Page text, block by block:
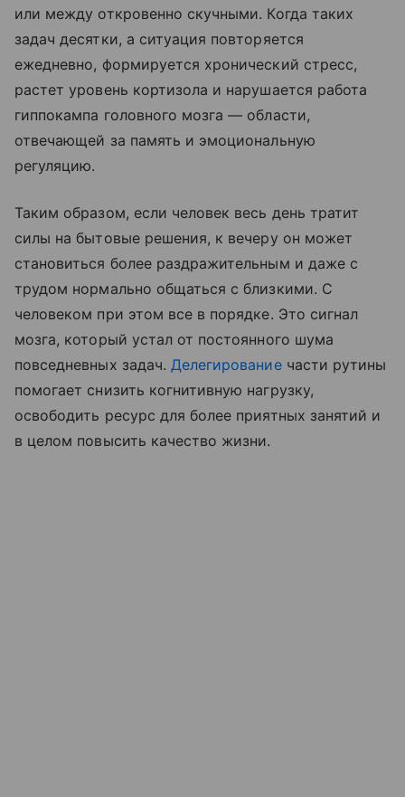
или между откровенно скучными. Когда таких
задач десятки, а ситуация повторяется
ежедневно, формируется хронический стресс,
растет уровень кортизола и нарушается работа
гиппокампа головного мозга — области,
отвечающей за память и эмоциональную
регуляцию.
Таким образом, если человек весь день тратит
силы на бытовые решения, к вечеру он может
становиться более раздражительным и даже с
трудом нормально общаться с близкими. С
человеком при этом все в порядке. Это сигнал
мозга, который устал от постоянного шума
повседневных задач. Делегированиечасти рутины
помогает снизить когнитивную нагрузку,
освободить ресурс для более приятных занятий и
в целом повысить качество жизни.